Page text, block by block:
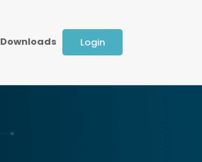
Downloads Login